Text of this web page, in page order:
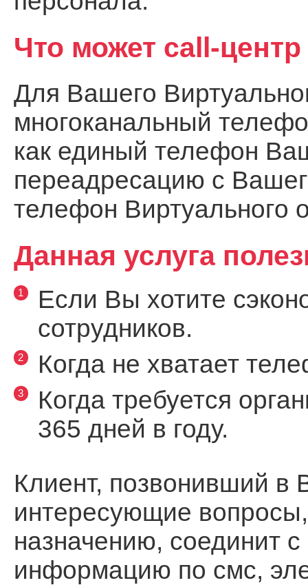
Что может call-центр
Для Вашего
многоканальный
как единый телефон
переадресацию с
телефон Виртуального
Данная услуга
Если Вы хотите
сотрудников.
Когда не хватает
Когда требуется
365 дней в году.
Клиент, позвонивший в
интересующие
назначению, соединит
информацию по смс,